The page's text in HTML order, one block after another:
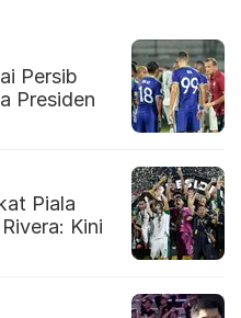
Persib
Presiden
Piala
Kini